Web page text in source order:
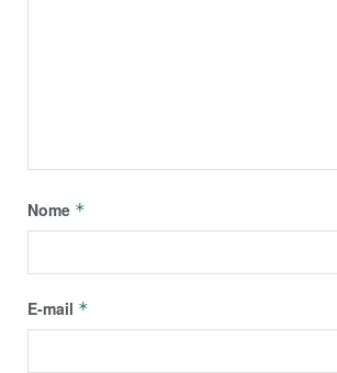
Nome *
E-mail *